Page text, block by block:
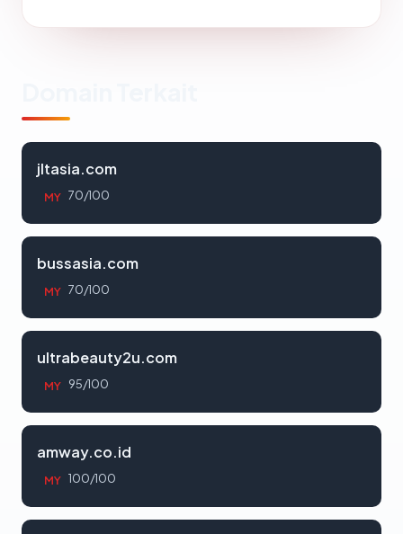
jltasia.com
MY 70/100
bussasia.com
MY 70/100
ultrabeauty2u.com
MY 95/100
amway.co.id
MY 100/100